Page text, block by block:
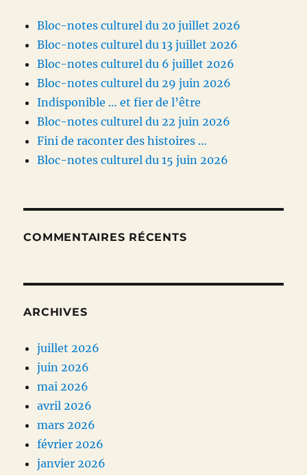
Bloc-notes culturel du 20 juillet 2026
Bloc-notes culturel du 13 juillet 2026
Bloc-notes culturel du 6 juillet 2026
Bloc-notes culturel du 29 juin 2026
Indisponible … et fier de l’être
Bloc-notes culturel du 22 juin 2026
Fini de raconter des histoires …
Bloc-notes culturel du 15 juin 2026
COMMENTAIRES RÉCENTS
ARCHIVES
juillet 2026
juin 2026
mai 2026
avril 2026
mars 2026
février 2026
janvier 2026